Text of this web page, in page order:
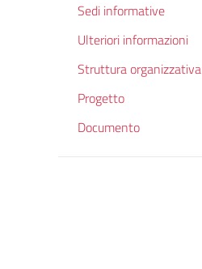
Sedi informative
Ulteriori informazioni
Struttura organizzativa
Progetto
Documento